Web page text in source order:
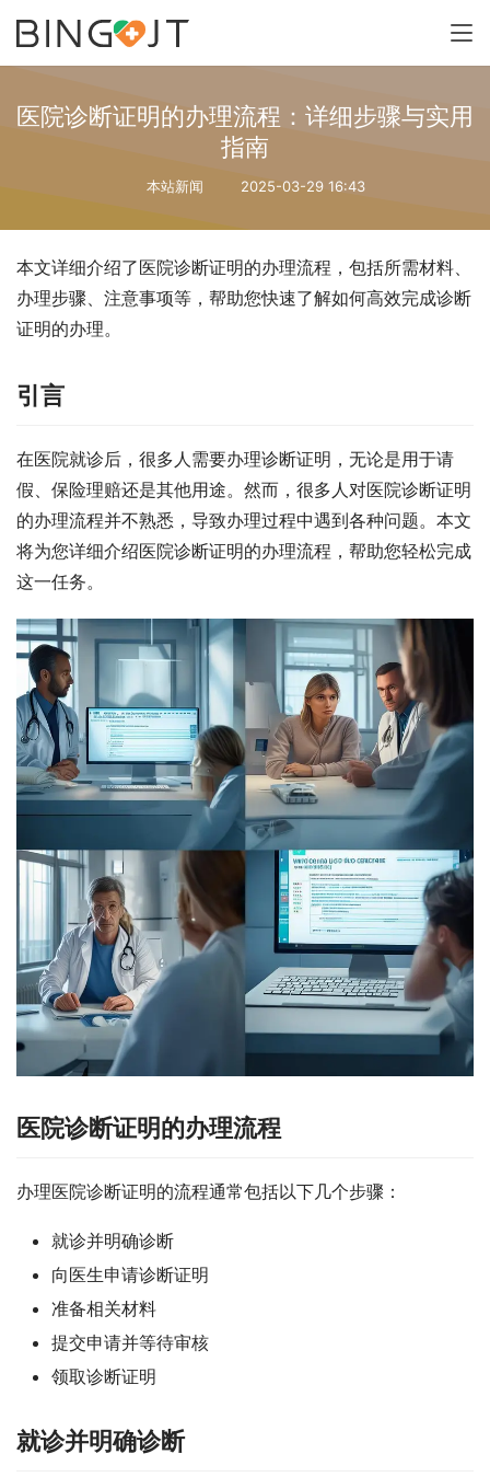
医院诊断证明的办理流程：详细步骤与实用
指南
本站新闻 2025-03-29 16:43
本文详细介绍了医院诊断证明的办理流程，包括所需材料、
办理步骤、注意事项等，帮助您快速了解如何高效完成诊断
证明的办理。
引言
在医院就诊后，很多人需要办理诊断证明，无论是用于请
假、保险理赔还是其他用途。然而，很多人对医院诊断证明
的办理流程并不熟悉，导致办理过程中遇到各种问题。本文
将为您详细介绍医院诊断证明的办理流程，帮助您轻松完成
这一任务。
医院诊断证明的办理流程
办理医院诊断证明的流程通常包括以下几个步骤：
就诊并明确诊断
向医生申请诊断证明
准备相关材料
提交申请并等待审核
领取诊断证明
就诊并明确诊断